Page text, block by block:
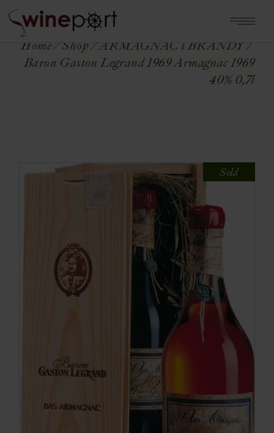
Home Shop
ARMAGNAC i BRANDY
Baron Gaston Legrand 1969 Armagnac 1969
40% 0,7l
Sold